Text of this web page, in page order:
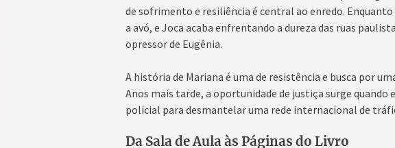
de sofrimento e resiliência é central ao enredo.
a avó, e Joca acaba enfrentando a dureza das ruas
opressor de Eugênia.
A história de Mariana é uma de resistência e busca por
Anos mais tarde, a oportunidade de justiça surge quando
policial para desmantelar uma rede internacional de
Da Sala de Aula às Páginas do Livro